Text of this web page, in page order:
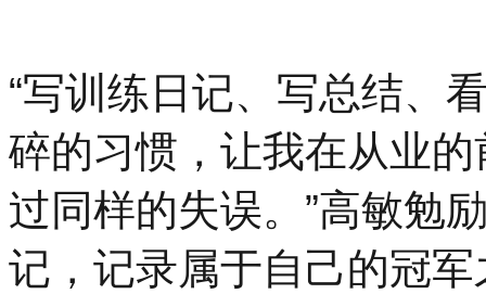
“写训练日记、写总结
碎的习惯，让我在从业
过同样的失误。”高敏勉
记，记录属于自己的冠